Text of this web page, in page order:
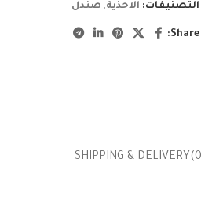
التصنيفات: الاحذية, صندل
Share:
SHIPPING & DELIVERY